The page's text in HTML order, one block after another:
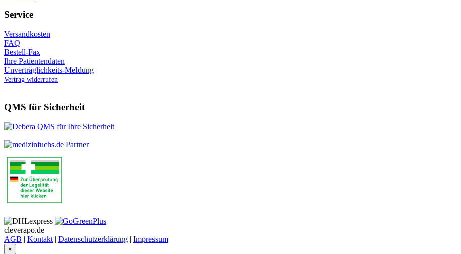
Service
Versandkosten
FAQ
Bestell-Fax
Ihre Patientendaten
Unverträglichkeits-Meldung
Vertrag widerrufen
QMS für Sicherheit
cleverapo.de
AGB | Kontakt | Datenschutzerklärung | Impressum
×